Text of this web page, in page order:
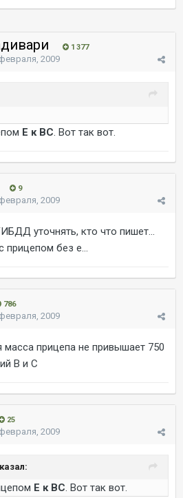
1 377
2009
Е к ВС. Вот так вот.
9
2009
уточнять, кто что пишет...
прицепом без е...
786
2009
масса прицепа не привышает 750
В и С
25
2009
Е к ВС. Вот так вот.